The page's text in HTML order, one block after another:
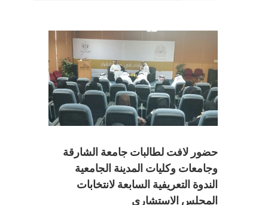
حضور لافت لطالبات جامعة الشارقة
وجامعات وكليات المدينة الجامعية
الندوة التعريفية السابعة لانتخابات
المجلس الاستشاري